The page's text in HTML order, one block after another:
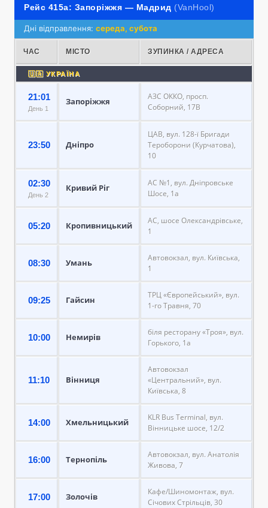
Рейс 415а: Запоріжжя — Мадрид (VanHool)
Дні відправлення: середа, субота
ЧАС МІСТО ЗУПИНКА / АДРЕСА
🇺🇦 УКРАЇНА
21:01
День 1
Запоріжжя
АЗС ОККО, просп.
Соборний, 17В
23:50 Дніпро
ЦАВ, вул. 128-ї Бригади
Тероборони (Курчатова),
10
02:30
День 2
Кривий Ріг
АС №1, вул. Дніпровське
Шосе, 1а
05:20 Кропивницький
АС, шосе Олександрівське,
1
08:30 Умань
Автовокзал, вул. Київська,
1
09:25 Гайсин
ТРЦ «Європейський», вул.
1-го Травня, 70
10:00 Немирів
біля ресторану «Троя», вул.
Горького, 1а
11:10 Вінниця
Автовокзал
«Центральний», вул.
Київська, 8
14:00 Хмельницький
KLR Bus Terminal, вул.
Вінницьке шосе, 12/2
16:00 Тернопіль
Автовокзал, вул. Анатолія
Живова, 7
17:00 Золочів
Кафе/Шиномонтаж, вул.
Січових Стрільців, 30